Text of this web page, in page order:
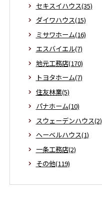
セキスイハウス(35)
ダイワハウス(15)
ミサワホーム(16)
エスバイエル(7)
地元工務店(170)
トヨタホーム(7)
住友林業(5)
パナホーム(10)
スウェーデンハウス(2)
ヘーベルハウス(1)
一条工務店(2)
その他(119)